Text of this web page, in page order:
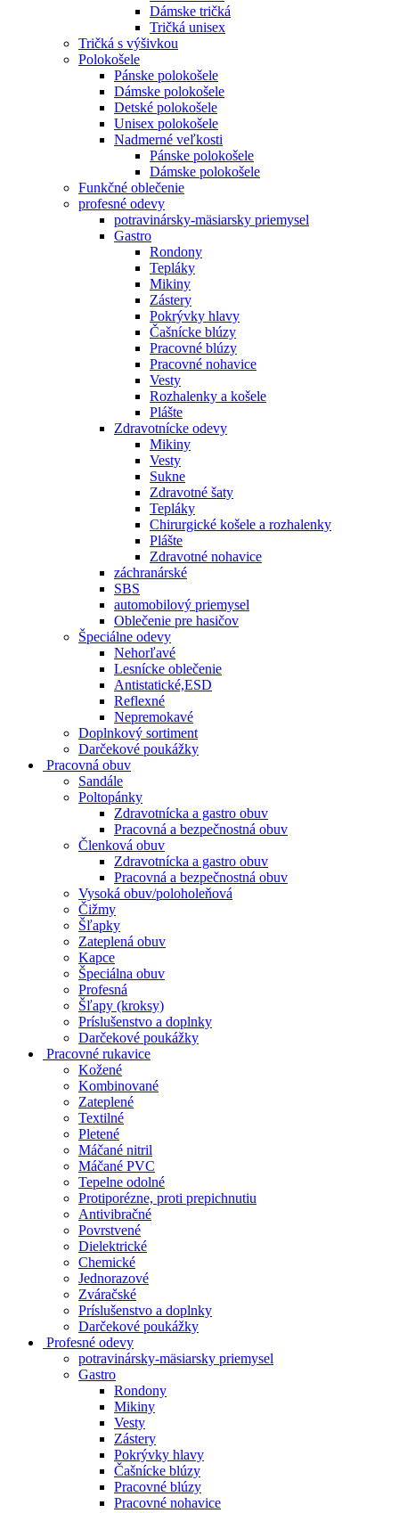
Dámske tričká
Tričká unisex
Tričká s výšivkou
Polokošele
Pánske polokošele
Dámske polokošele
Detské polokošele
Unisex polokošele
Nadmerné veľkosti
Pánske polokošele
Dámske polokošele
Funkčné oblečenie
profesné odevy
potravinársky-mäsiarsky priemysel
Gastro
Rondony
Tepláky
Mikiny
Zástery
Pokrývky hlavy
Čašnícke blúzy
Pracovné blúzy
Pracovné nohavice
Vesty
Rozhalenky a košele
Plášte
Zdravotnícke odevy
Mikiny
Vesty
Sukne
Zdravotné šaty
Tepláky
Chirurgické košele a rozhalenky
Plášte
Zdravotné nohavice
záchranárské
SBS
automobilový priemysel
Oblečenie pre hasičov
Špeciálne odevy
Nehorľavé
Lesnícke oblečenie
Antistatické,ESD
Reflexné
Nepremokavé
Doplnkový sortiment
Darčekové poukážky
Pracovná obuv
Sandále
Poltopánky
Zdravotnícka a gastro obuv
Pracovná a bezpečnostná obuv
Členková obuv
Zdravotnícka a gastro obuv
Pracovná a bezpečnostná obuv
Vysoká obuv/poloholeňová
Čižmy
Šľapky
Zateplená obuv
Kapce
Špeciálna obuv
Profesná
Šľapy (kroksy)
Príslušenstvo a doplnky
Darčekové poukážky
Pracovné rukavice
Kožené
Kombinované
Zateplené
Textilné
Pletené
Máčané nitril
Máčané PVC
Tepelne odolné
Protiporézne, proti prepichnutiu
Antivibračné
Povrstvené
Dielektrické
Chemické
Jednorazové
Zváračské
Príslušenstvo a doplnky
Darčekové poukážky
Profesné odevy
potravinársky-mäsiarsky priemysel
Gastro
Rondony
Mikiny
Vesty
Zástery
Pokrývky hlavy
Čašnícke blúzy
Pracovné blúzy
Pracovné nohavice